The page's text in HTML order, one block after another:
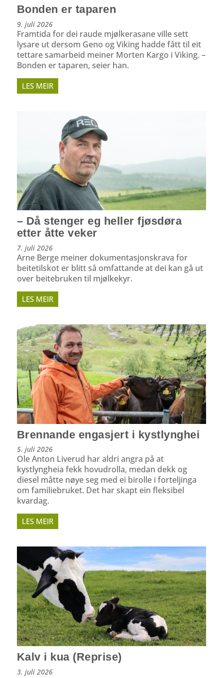
Bonden er taparen
9. juli 2026
Framtida for dei raude mjølkerasane ville sett
lysare ut dersom Geno og Viking hadde fått til eit
tettare samarbeid meiner Morten Kargo i Viking. –
Bonden er taparen, seier han.
LES MEIR
– Då stenger eg heller fjøsdøra
etter åtte veker
7. juli 2026
Arne Berge meiner dokumentasjonskrava for
beitetilskot er blitt så omfattande at dei kan gå ut
over beitebruken til mjølkekyr.
LES MEIR
Brennande engasjert i kystlynghei
5. juli 2026
Ole Anton Liverud har aldri angra på at
kystlyngheia fekk hovudrolla, medan dekk og
diesel måtte nøye seg med ei birolle i forteljinga
om familiebruket. Det har skapt ein fleksibel
kvardag.
LES MEIR
Kalv i kua (Reprise)
3. juli 2026